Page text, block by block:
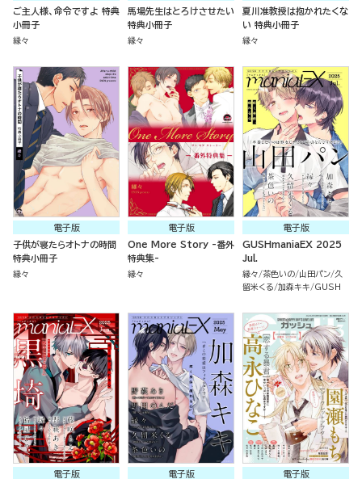
ご主人様、命令ですよ 特典
小冊子
縁々
馬場先生はとろけさせたい
特典小冊子
縁々
夏川准教授は抱かれたくな
い 特典小冊子
縁々
電子版
子供が寝たらオトナの時間
特典小冊子
縁々
電子版
One More Story -番外
特典集-
縁々
電子版
GUSHmaniaEX 2025
Jul.
縁々 茶色いの 山田パン 久
留米くる 加森キキ GUSH
電子版 電子版 電子版